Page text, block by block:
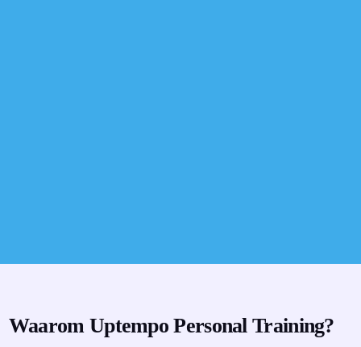
Waarom Uptempo Personal Training?